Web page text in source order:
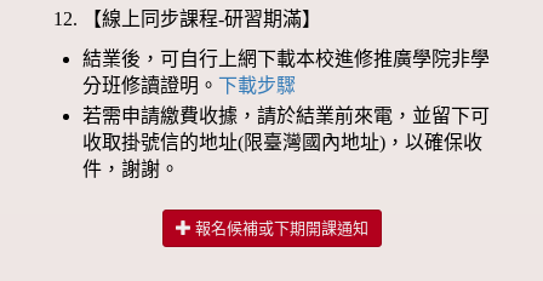
【線上同步課程-研習期滿】
結業後，可自行上網下載本校進修推廣學院非學
分班修讀證明。 下載步驟
若需申請繳費收據，請於結業前來電，並留下可
收取掛號信的地址(限臺灣國內地址)，以確保收
件，謝謝。
報名候補或下期開課通知